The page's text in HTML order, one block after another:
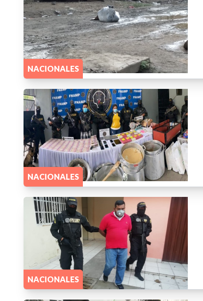
NACIONALES
NACIONALES
NACIONALES